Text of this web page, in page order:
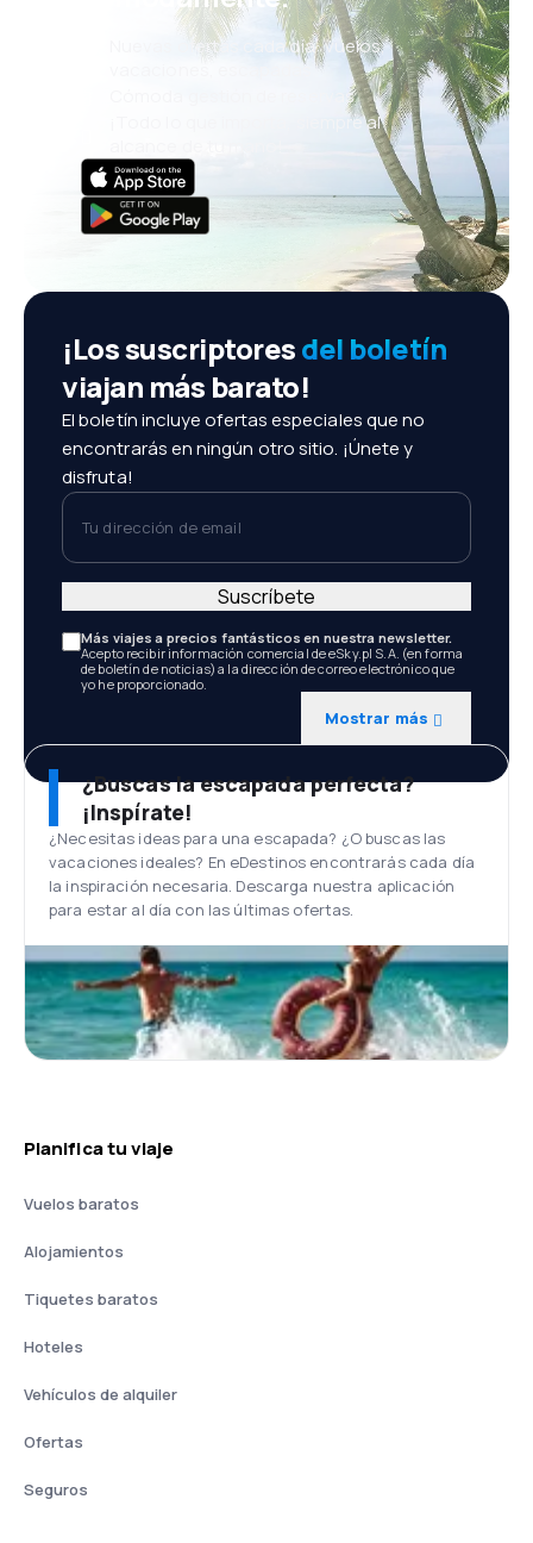
Nuevas ofertas cada día: vuelos,
vacaciones, escapadas
Cómoda gestión de reservas
¡Todo lo que importa, siempre al
¡Los suscriptoresdel boletín
viajan más barato!
El boletín incluye ofertas especiales que no
encontrarás en ningún otro sitio. ¡Únete y
disfruta!
Tu dirección de email
Más viajes a precios fantásticos en nuestra newsletter.
Acepto recibir información comercial de eSky.pl S.A. (en forma
de boletín de noticias) a la dirección de correo electrónico que
yo he proporcionado.
Mostrar más
Suscríbete
¿Buscas la escapada perfecta?
¡Inspírate!
¿Necesitas ideas para una escapada? ¿O buscas las
vacaciones ideales? En eDestinos encontrarás cada día
la inspiración necesaria. Descarga nuestra aplicación
para estar al día con las últimas ofertas.
Planifica tu viaje
Vuelos baratos
Alojamientos
Tiquetes baratos
Hoteles
Vehículos de alquiler
Ofertas
Seguros